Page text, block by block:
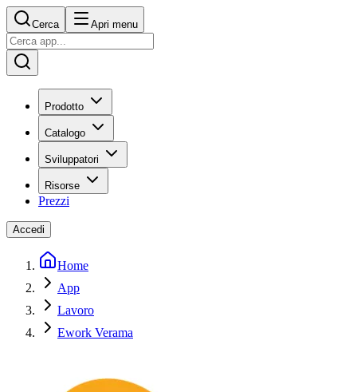
Cerca Apri menu
Prodotto
Catalogo
Sviluppatori
Risorse
Prezzi
Accedi
Home
App
Lavoro
Ework Verama